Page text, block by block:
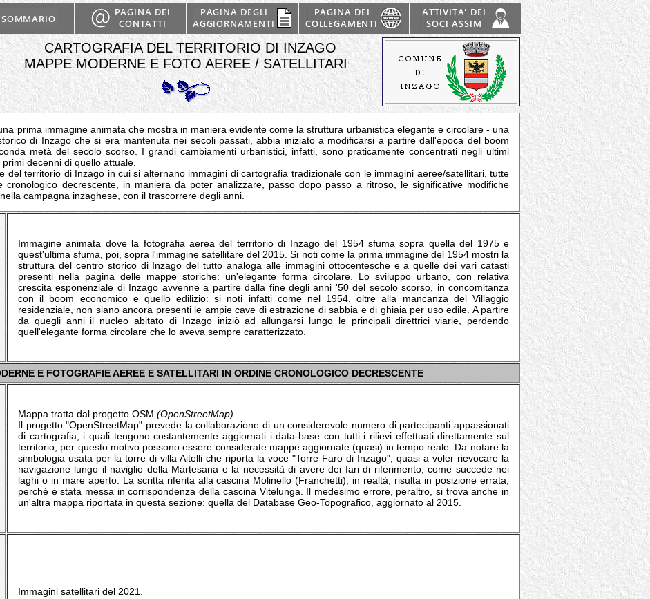
CARTOGRAFIA DEL TERRITORIO DI INZAGO
MAPPE MODERNE E FOTO AEREE / SATELLITARI
prima immagine animata che mostra in maniera evidente come la struttura urbanistica elegante e circolare - una
di Inzago che si era mantenuta nei secoli passati, abbia iniziato a modificarsi a partire dall'epoca del boom
metà del secolo scorso. I grandi cambiamenti urbanistici, infatti, sono praticamente concentrati negli ultimi
decenni di quello attuale.
del territorio di Inzago in cui si alternano immagini di cartografia tradizionale con le immagini aeree/satellitari, tutte
cronologico decrescente, in maniera da poter analizzare, passo dopo passo a ritroso, le significative modifiche
campagna inzaghese, con il trascorrere degli anni.
Immagine animata dove la fotografia aerea del territorio di Inzago del 1954 sfuma sopra quella del 1975 e
quest'ultima sfuma, poi, sopra l'immagine satellitare del 2015. Si noti come la prima immagine del 1954 mostri la
struttura del centro storico di Inzago del tutto analoga alle immagini ottocentesche e a quelle dei vari catasti
presenti nella pagina delle mappe storiche: un'elegante forma circolare. Lo sviluppo urbano, con relativa
crescita esponenziale di Inzago avvenne a partire dalla fine degli anni '50 del secolo scorso, in concomitanza
con il boom economico e quello edilizio: si noti infatti come nel 1954, oltre alla mancanza del Villaggio
residenziale, non siano ancora presenti le ampie cave di estrazione di sabbia e di ghiaia per uso edile. A partire
da quegli anni il nucleo abitato di Inzago iniziò ad allungarsi lungo le principali direttrici viarie, perdendo
quell'elegante forma circolare che lo aveva sempre caratterizzato.
E FOTOGRAFIE AEREE E SATELLITARI IN ORDINE CRONOLOGICO DECRESCENTE
Mappa tratta dal progetto OSM (OpenStreetMap)
Il progetto "OpenStreetMap" prevede la collaborazione di un considerevole numero di partecipanti appassionati
di cartografia, i quali tengono costantemente aggiornati i data-base con tutti i rilievi effettuati direttamente sul
territorio, per questo motivo possono essere considerate mappe aggiornate (quasi) in tempo reale. Da notare la
simbologia usata per la torre di villa Aitelli che riporta la voce "Torre Faro di Inzago", quasi a voler rievocare la
navigazione lungo il naviglio della Martesana e la necessità di avere dei fari di riferimento, come succede nei
laghi o in mare aperto. La scritta riferita alla cascina Molinello (Franchetti), in realtà, risulta in posizione errata,
perché è stata messa in corrispondenza della cascina Vitelunga. Il medesimo errore, peraltro, si trova anche in
un'altra mappa riportata in questa sezione: quella del Database Geo-Topografico, aggiornato al 2015.
Immagini satellitari del 2021.